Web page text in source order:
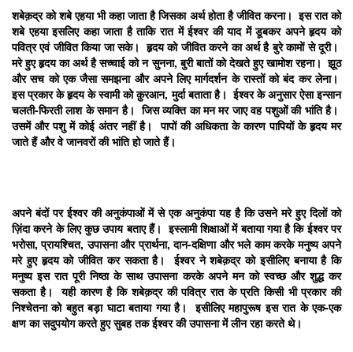
शबेक़द्र को शबे एहया भी कहा जाता है जिसका अर्थ होता है जीवित करना। इस रात को
शबे एहया इसलिए कहा जाता है ताकि रात में ईश्वर की याद में डूबकर अपने हृदय को
पवित्र एवं जीवित किया जा सके। हृदय को जीवित करने का अर्थ है बुरे कामों से दूरी।
मरे हुए हृदय का अर्थ है सच्चाई को न सुनना,बुरी बातों को देखते हुए खामोश रहना। झूठ
और सच को एक जैसा समझना और अपने लिए मार्गदर्शन के रास्तों को बंद कर लेना।
इस प्रकार के हृदय के स्वामी को क़ुरआन,मुर्दा बताता है। ईश्वर के अनुसार ऐसा इन्सान
चलती-फिरती लाश के समान है। जिस व्यक्ति का मन मर जाए वह पशुओं की भांति है।
उसमें और पशु में कोई अंतर नहीं है। पापों की अधिकता के कारण पापियों के हृदय मर
जाते हैं और वे जानवरों की भांति हो जाते हैं।
अपने बंदों पर ईश्वर की अनुकंपाओं में से एक अनुकंपा यह है कि उसने मरे हुए दिलों को
ज़िंदा करने के लिए कुछ उपाय बताए हैं। इस्लामी शिक्षाओं में बताया गया है कि ईश्वर पर
भरोसा,प्रायश्चित,उपासना और प्रार्थना,दान-दक्षिणा और भले काम करके मनुष्य अपने
मरे हुए हृदय को जीवित कर सकता है। ईश्वर ने शबेक़द्र को इसीलिए बनाया है कि
मनुष्य इस रात पूरी निष्ठा के साथ उपासना करके अपने मन को स्वच्छ और शुद्ध कर
सकता है। यही कारण है कि शबेक़द्र की पवित्र रात के प्रति किसी भी प्रकार की
निश्चेतना को बहुत बड़ा घाटा बताया गया है। इसीलिए महापुरूष इस रात के एक-एक
क्षण का सदुपयोग करते हुए सुबह तक ईश्वर की उपासना में लीन रहा करते थे।